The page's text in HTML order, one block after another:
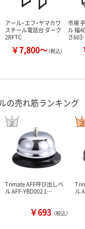
アール・エフ・ヤマカワ
スチール電話台 ダーク
2RFTC
￥7,800～（税込）
市場
ル 幅
さ
の売れ筋ランキング
Trimate AFF呼び出しベ
ル AFF-YBD002 1…
￥693 （税込）
ル